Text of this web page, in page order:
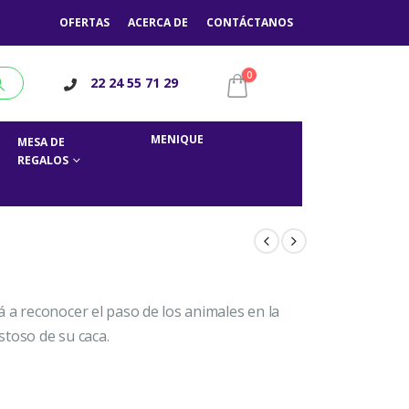
OFERTAS ACERCA DE CONTÁCTANOS
22 24 55 71 29 0
MESA DE
REGALOS
MENIQUE
reconocer el paso de los animales en la
de su caca.